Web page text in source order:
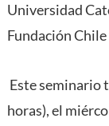
Universidad
Fundación
Este seminario
horas), el